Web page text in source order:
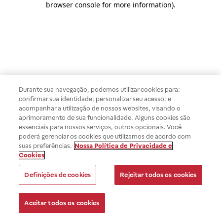
browser console for more information).
Durante sua navegação, podemos utilizar cookies para:
confirmar sua identidade; personalizar seu acesso; e
acompanhar a utilização de nossos websites, visando o
aprimoramento de sua funcionalidade. Alguns cookies são
essenciais para nossos serviços, outros opcionais. Você
poderá gerenciar os cookies que utilizamos de acordo com
suas preferências. Nossa Política de Privacidade e
Cookies
Definições de cookies Rejeitar todos os cookies
Aceitar todos os cookies